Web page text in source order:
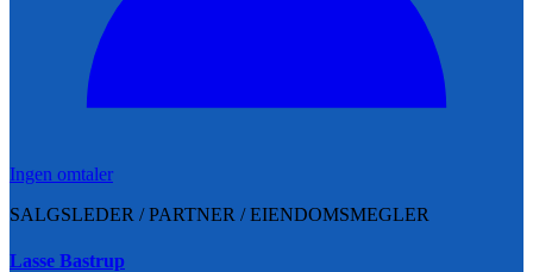
Ingen omtaler
SALGSLEDER / PARTNER / EIENDOMSMEGLER
Lasse Bastrup